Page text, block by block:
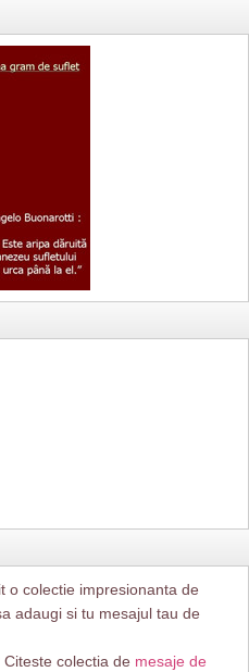
o colectie impresionanta de
adaugi si tu mesajul tau de
colectia de mesaje de